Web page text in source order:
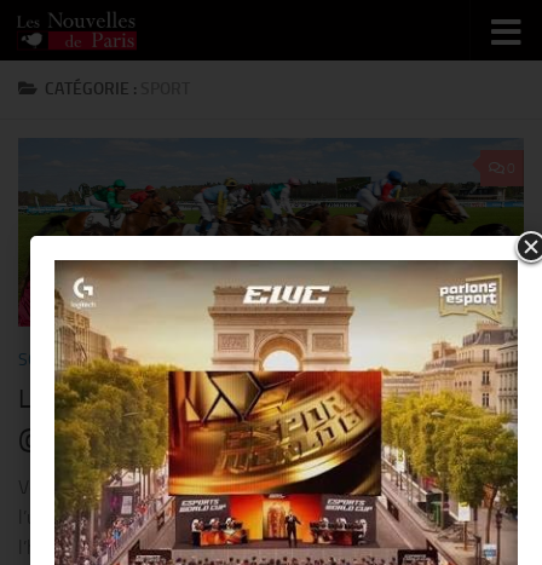
Skip to content
CATÉGORIE :
SORTIR/SPORT 29 AVRIL 2017
Les « Dimanches au Galop » sont de retour
@ l’Hippodrome de Saint-Cloud !!
Venez en famille vivre les plus belles aventures et découvrir
l’univers unique des chevaux. Ce lundi 1er mai, la licorne sera à
l’honneur sur l’Hippodrome de Saint‐Cloud grâce à une